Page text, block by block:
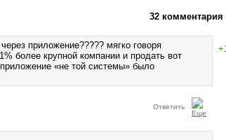
32 комментария
приложение????? мягко говоря
более крупной компании и продать вот
«не той системы» было
Ответить